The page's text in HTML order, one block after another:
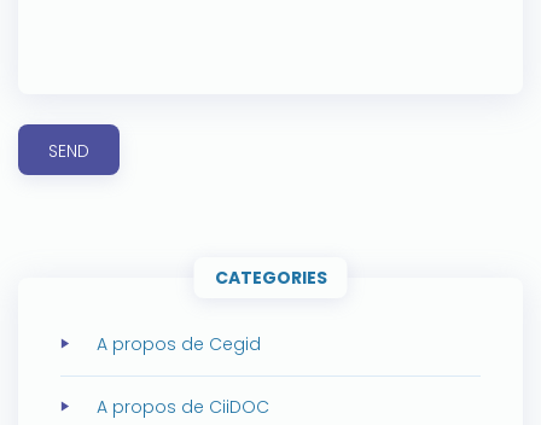
SEND
CATEGORIES
A propos de Cegid
A propos de CiiDOC